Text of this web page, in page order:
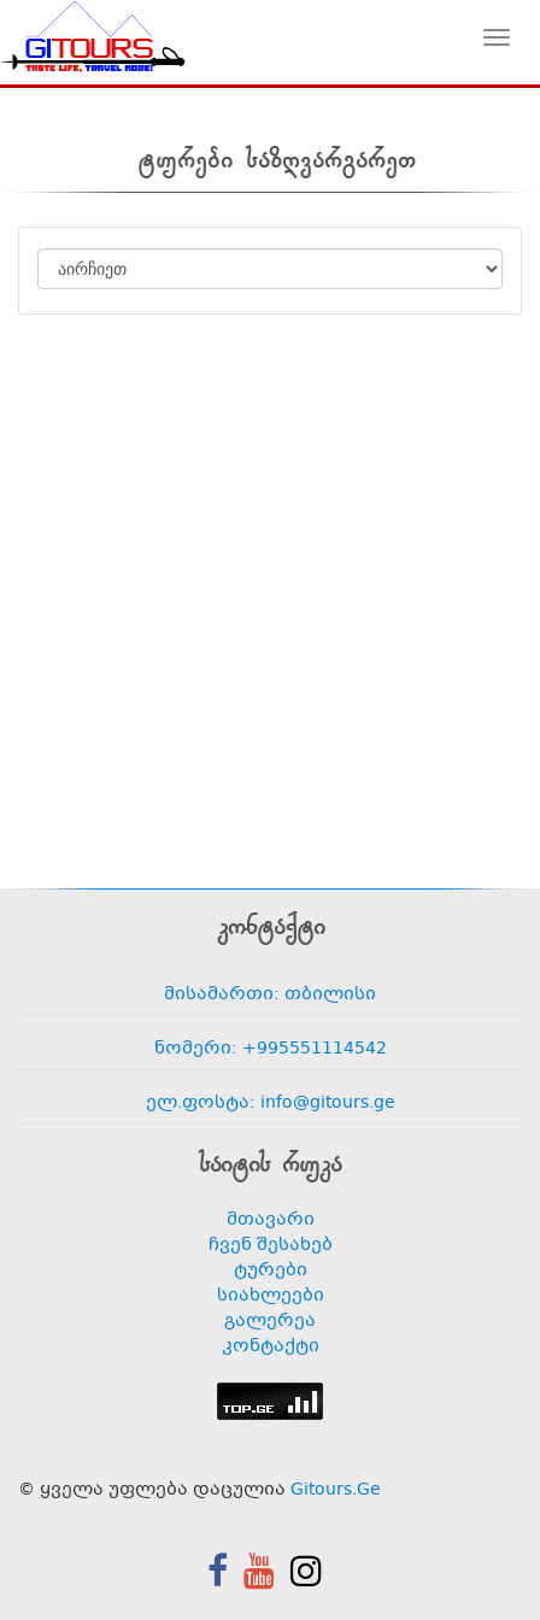
ტურები საზღვარგარეთ
კონტაქტი
მისამართი: თბილისი
ნომერი: +995551114542
ელ.ფოსტა: info@gitours.ge
საიტის რუკა
მთავარი
ჩვენ შესახებ
ტურები
სიახლეები
გალერეა
კონტაქტი
© ყველა უფლება დაცულია Gitours.Ge